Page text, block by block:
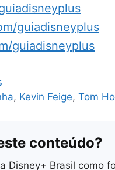
guiadisneyplus
guiadisneyplus
, Kevin Feige,Tom
conteúdo?
Disney+ Brasil como